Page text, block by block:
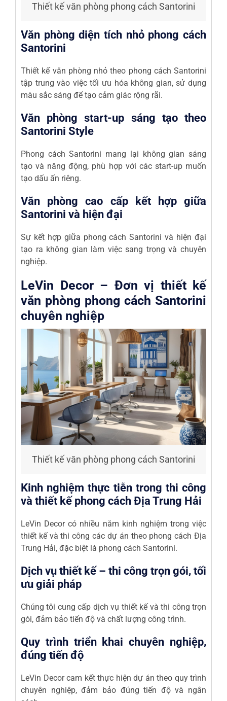
Thiết kế văn phòng phong cách Santorini
Văn phòng diện tích nhỏ phong cách
Santorini
Thiết kế văn phòng nhỏ theo phong cách Santorini
tập trung vào việc tối ưu hóa không gian, sử dụng
màu sắc sáng để tạo cảm giác rộng rãi.
Văn phòng start-up sáng tạo theo
Santorini Style
Phong cách Santorini mang lại không gian sáng
tạo và năng động, phù hợp với các start-up muốn
tạo dấu ấn riêng.
Văn phòng cao cấp kết hợp giữa
Santorini và hiện đại
Sự kết hợp giữa phong cách Santorini và hiện đại
tạo ra không gian làm việc sang trọng và chuyên
nghiệp.
LeVin Decor – Đơn vị thiết kế
văn phòng phong cách Santorini
chuyên nghiệp
Thiết kế văn phòng phong cách Santorini
Kinh nghiệm thực tiễn trong thi công
và thiết kế phong cách Địa Trung Hải
LeVin Decor có nhiều năm kinh nghiệm trong việc
thiết kế và thi công các dự án theo phong cách Địa
Trung Hải, đặc biệt là phong cách Santorini.
Dịch vụ thiết kế – thi công trọn gói, tối
ưu giải pháp
Chúng tôi cung cấp dịch vụ thiết kế và thi công trọn
gói, đảm bảo tiến độ và chất lượng công trình.
Quy trình triển khai chuyên nghiệp,
đúng tiến độ
LeVin Decor cam kết thực hiện dự án theo quy trình
chuyên nghiệp, đảm bảo đúng tiến độ và ngân